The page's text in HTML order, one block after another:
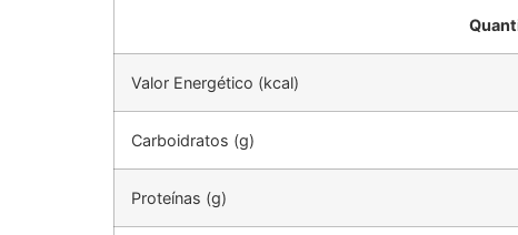
Valor Energético (kcal)
Carboidratos (g)
Proteínas (g)